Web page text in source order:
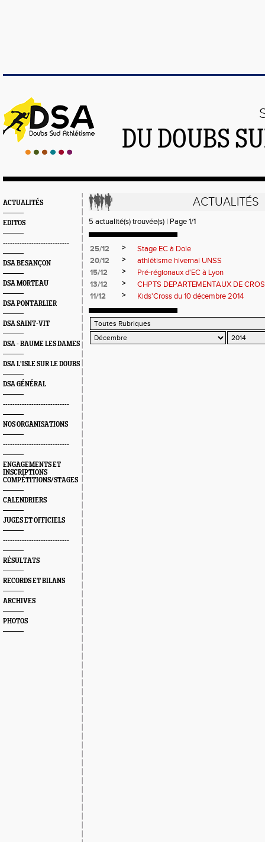
DU DOUBS
ACTUALITÉS
EDITOS
----------------------------
DSA BESANÇON
DSA MORTEAU
DSA PONTARLIER
DSA SAINT-VIT
DSA - BAUME LES DAMES
DSA L'ISLE SUR LE DOUBS
DSA GÉNÉRAL
----------------------------
NOS ORGANISATIONS
----------------------------
ENGAGEMENTS ET
INSCRIPTIONS
COMPÉTITIONS/STAGES
CALENDRIERS
JUGES ET OFFICIELS
----------------------------
RÉSULTATS
RECORDS ET BILANS
ARCHIVES
PHOTOS
ACTUALITÉS
5 actualité(s) trouvée(s) | Page 1/1
25/12 >
Stage EC à Dole
20/12
>
athlétisme hivernal UNSS
15/12
>
Pré-régionaux d'EC à Lyon
13/12
>
CHPTS DEPARTEMENTAUX DE
11/12
> Kids'Cross du 10 décembre 2014